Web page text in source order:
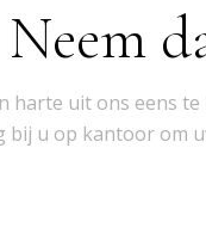
harte uit ons eens
bij u op kantoor om